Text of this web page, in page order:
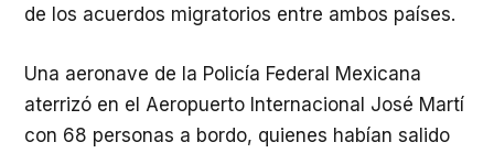
de los acuerdos migratorios entre ambos países.
Una aeronave de la Policía Federal Mexicana
aterrizó en el Aeropuerto Internacional José Martí
con 68 personas a bordo, quienes habían salido